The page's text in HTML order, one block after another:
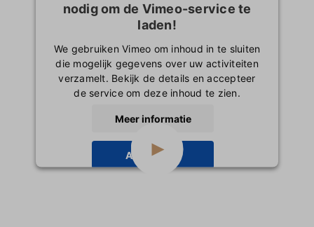
nodig om de Vimeo-service te
laden!
We gebruiken Vimeo om inhoud in te sluiten
die mogelijk gegevens over uw activiteiten
verzamelt. Bekijk de details en accepteer
de service om deze inhoud te zien.
Meer informatie
Accepteren